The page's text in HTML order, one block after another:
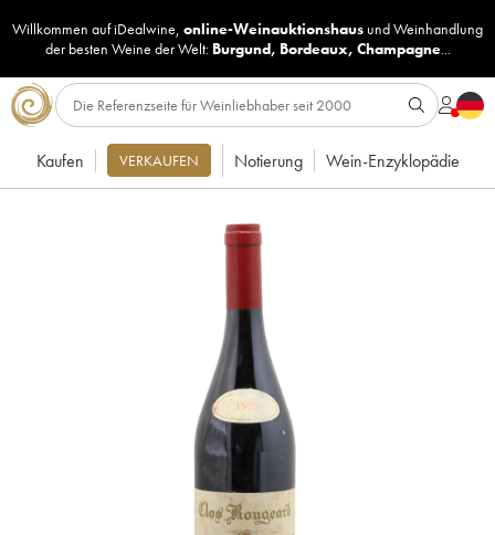
Willkommen auf iDealwine, online-Weinauktionshaus undWeinhandlung
der besten Weine der Welt: Burgund, Bordeaux, Champagne...
Kaufen VERKAUFEN Notierung Wein-Enzyklopädie